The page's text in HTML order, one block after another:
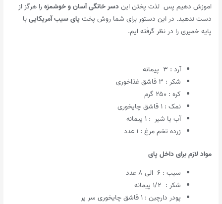
اموزش دهیم پس لذت پختن ایندسر خانگی آسان وخوشمزهرا هرگز از
دست ندهید. در این دستور برای شما روش پختپای سیب آمریکاییبا
پایه خمیری را در نظر گرفته ایم.
آرد : ۳ پیمانه
شکر : ۳ قاشق غذاخوری
کره : ۲۵۰ گرم
نمک : ۱ قاشق چایخوری
آب یا شیر : ۱ پیمانه
زرده تخم مرغ : ۱ عدد
مواد لازم برای داخل پای
سیب : ۶ الی ۸ عدد
شکر : ۱/۲ پیمانه
پودر دارچین : ۱ قاشق چایخوری سر پر